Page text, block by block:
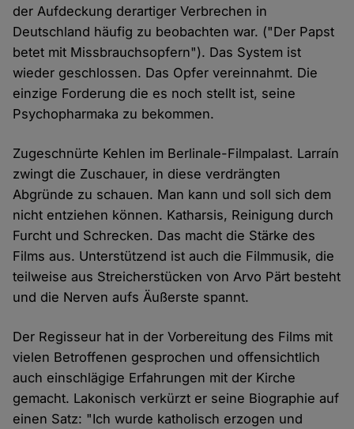
der Aufdeckung derartiger Verbrechen in
Deutschland häufig zu beobachten war. ("Der Papst
betet mit Missbrauchsopfern"). Das System ist
wieder geschlossen. Das Opfer vereinnahmt. Die
einzige Forderung die es noch stellt ist, seine
Psychopharmaka zu bekommen.
Zugeschnürte Kehlen im Berlinale-Filmpalast. Larraín
zwingt die Zuschauer, in diese verdrängten
Abgründe zu schauen. Man kann und soll sich dem
nicht entziehen können. Katharsis, Reinigung durch
Furcht und Schrecken. Das macht die Stärke des
Films aus. Unterstützend ist auch die Filmmusik, die
teilweise aus Streicherstücken von Arvo Pärt besteht
und die Nerven aufs Äußerste spannt.
Der Regisseur hat in der Vorbereitung des Films mit
vielen Betroffenen gesprochen und offensichtlich
auch einschlägige Erfahrungen mit der Kirche
gemacht. Lakonisch verkürzt er seine Biographie auf
einen Satz: "Ich wurde katholisch erzogen und